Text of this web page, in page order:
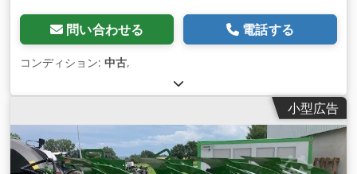
問い合わせる 電話する
コンディション: 中古,
小型広告